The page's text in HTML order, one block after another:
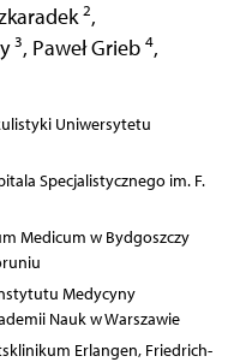
2,
3, Paweł Grieb 4,
Uniwersytetu
Specjalistycznego im. F.
Medicum w Bydgoszczy
Medycyny
Nauk w Warszawie
Erlangen, Friedrich-